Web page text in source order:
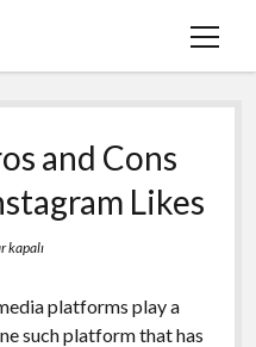
menüyü
and Cons
Likes
kapalı
platforms play a
such platform that has